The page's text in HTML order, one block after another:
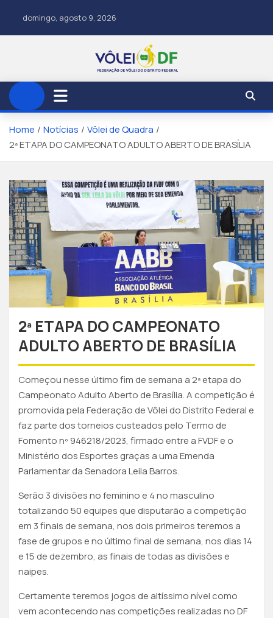
domingo, agosto 9, 2026
Home Notícias
Vôlei de Quadra
2ª ETAPA DO CAMPEONATO ADULTO ABERTO DE BRASÍLIA
2ª ETAPA DO CAMPEONATO
ADULTO ABERTO DE BRASÍLIA
Começou nesse último fim de semana a 2ª etapa do
Campeonato Adulto Aberto de Brasília. A competição é
promovida pela Federação de Vôlei do Distrito Federal e
faz parte dos torneios custeados pelo Termo de
Fomento nº 946218/2023, firmado entre a FVDF e o
Ministério dos Esportes graças a uma Emenda
Parlamentar da Senadora Leila Barros.
Serão 3 divisões no feminino e 4 no masculino
totalizando 50 equipes que disputarão a competição
em 3 finais de semana, nos dois primeiros teremos a
fase de grupos e no último final de semana, nos dias 14
e 15 de dezembro, as finais de todas as divisões e
naipes.
Certamente teremos jogos de altíssimo nível como
vem acontecendo nas competições realizadas no DF